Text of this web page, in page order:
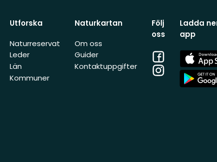
Utforska
Naturreservat
Leder
Län
Kommuner
Naturkartan
Om oss
Guider
Kontaktuppgifter
Följ
oss
Facebook
Instagram
Ladda
app
App
Store
App
Store